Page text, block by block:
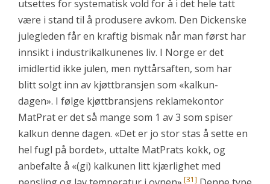
utsettes for systematisk vold for å i det hele tatt
være i stand til å produsere avkom. Den Dickenske
julegleden får en kraftig bismak når man først har
innsikt i industrikalkunenes liv. I Norge er det
imidlertid ikke julen, men nyttårsaften, som har
blitt solgt inn av kjøttbransjen som «kalkun-
dagen». I følge kjøttbransjens reklamekontor
MatPrat er det så mange som 1 av 3 som spiser
kalkun denne dagen. «Det er jo stor stas å sette en
hel fugl på bordet», uttalte MatPrats kokk, og
anbefalte å «(gi) kalkunen litt kjærlighet med
[31]